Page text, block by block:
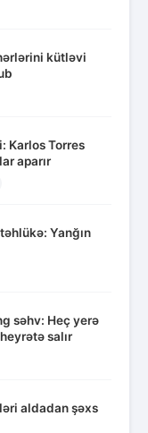
kütləvi
Karlos Torres
aparır
Yanğın
səhv: Heç yerə
salır
aldadan şəxs